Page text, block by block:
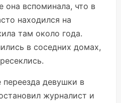
она вспоминала, что в
находился на
там около года.
в соседних домах,
переезда девушки в
журналист и